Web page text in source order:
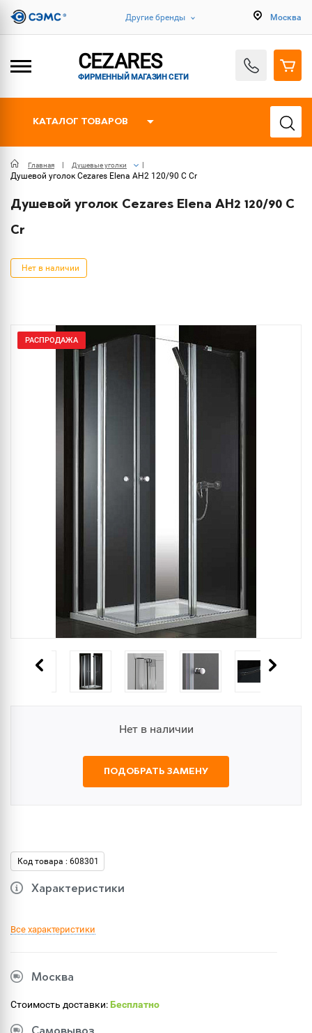
Другие бренды Москва
CEZARES
ФИРМЕННЫЙ МАГАЗИН СЕТИ
КАТАЛОГ ТОВАРОВ
Главная Душевые уголки
Душевой уголок Cezares Elena AH2 120/90 C Cr
Душевой уголок Cezares Elena AH2 120/90 C
Cr
Нет в наличии
РАСПРОДАЖА
Нет в наличии
ПОДОБРАТЬ ЗАМЕНУ
Код товара : 608301
Характеристики
Все характеристики
Москва
Стоимость доставки:Бесплатно